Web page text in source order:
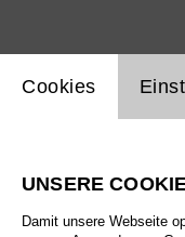
Alle Sparten
Einstellung
Cookies
UNSERE
Damit unsere Webseite